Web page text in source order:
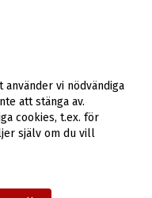
vi nödvändiga
att stänga av.
cookies, t.ex. för
själv om du vill